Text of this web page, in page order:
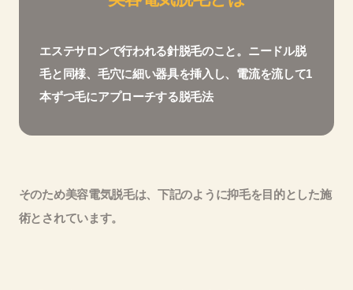
エステサロンで行われる針脱毛のこと。ニードル脱
毛と同様、毛穴に細い器具を挿入し、電流を流して1
本ずつ毛にアプローチする脱毛法
そのため美容電気脱毛は、下記のように抑毛を目的とした施
術とされています。